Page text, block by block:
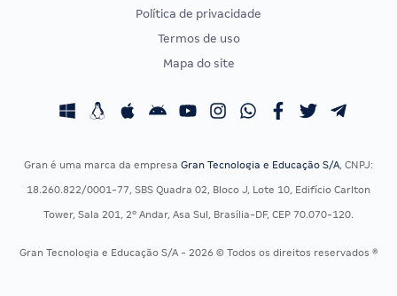
CONCURSOS POR PROFISSÃO
Concursos Fiscais
Concursos Saúde
Residência Multiprofissional
EXAME DE ORDEM
Calendário OAB
Política de privacidade
Termos de uso
Mapa do site
Gran é uma marca da empresa Gran Tecnologia e Educação S/A, CNPJ:
18.260.822/0001-77, SBS Quadra 02, Bloco J, Lote 10, Edifício Carlton
Tower, Sala 201, 2º Andar, Asa Sul, Brasília-DF, CEP 70.070-120.
Gran Tecnologia e Educação S/A - 2026 © Todos os direitos reservados ®